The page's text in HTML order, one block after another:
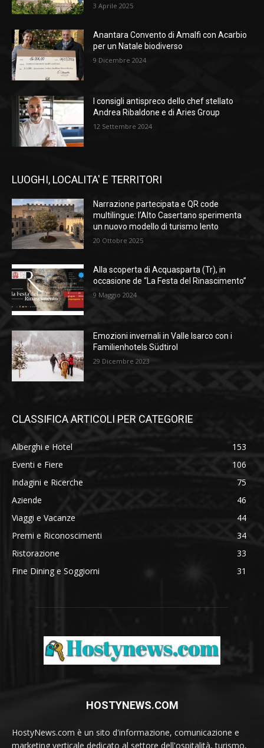
3 Aprile 2025
Anantara Convento di Amalfi con Acarbio
per un Natale biodiverso
9 Dicembre 2024
I consigli antispreco dello chef stellato
Andrea Ribaldone e di Aries Group
12 Settembre 2024
LUOGHI, LOCALITA' E TERRITORI
Narrazione partecipata e QR code
multilingue: l’Alto Casertano sperimenta
un nuovo modello di turismo lento
20 Ottobre 2025
Alla scoperta di Acquasparta (Tr), in
occasione de “La Festa del Rinascimento”
9 Maggio 2024
Emozioni invernali in Valle Isarco con i
Familienhotels Südtirol
29 Dicembre 2023
CLASSIFICA ARTICOLI PER CATEGORIE
Alberghi e Hotel
153
Eventi e Fiere
106
Indagini e Ricerche
75
Aziende
46
Viaggi e Vacanze
44
Premi e Riconoscimenti
34
Ristorazione
33
Fine Dining e Soggiorni
31
HOSTYNEWS.COM
HostyNews.com è un sito d'informazione, comunicazione e
marketing verticale dedicato al settore dell'ospitalità, turismo,